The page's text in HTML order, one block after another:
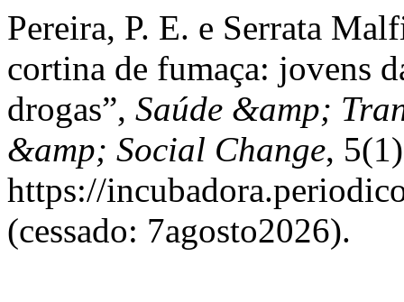
Pereira, P. E. e Serrata
cortina de fumaça: jovens
drogas”, Saúde &amp;
&amp; Social Change,
https://
(cessado: 7agosto2026).